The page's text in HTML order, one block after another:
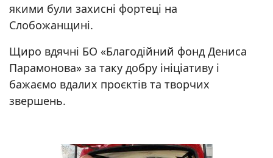
якими були захисні фортеці на
Слобожанщині.
Щиро вдячні БО «Благодійний фонд Дениса
Парамонова» за таку добру ініціативу і
бажаємо вдалих проєктів та творчих
звершень.